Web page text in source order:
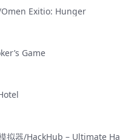
Omen Exitio: Hunger
Game
拟器/HackHub – Ultimate Ha